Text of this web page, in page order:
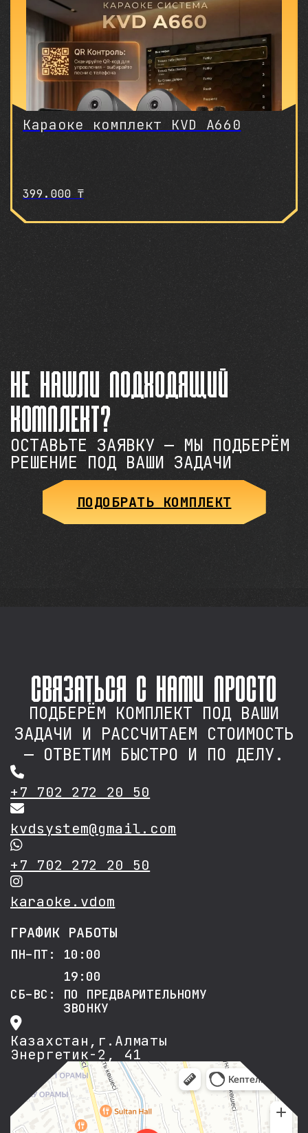
Караоке комплект KVD A660
399.000 ₸
Не нашли подходящий
комплект?
ОСТАВЬТЕ ЗАЯВКУ — МЫ ПОДБЕРЁМ
РЕШЕНИЕ ПОД ВАШИ ЗАДАЧИ
ПОДОБРАТЬ КОМПЛЕКТ
связаться с нами просто
ПОДБЕРЁМ КОМПЛЕКТ ПОД ВАШИ
ЗАДАЧИ И РАССЧИТАЕМ СТОИМОСТЬ
— ОТВЕТИМ БЫСТРО И ПО ДЕЛУ.
+7 702 272 20 50
kvdsystem@gmail.com
+7 702 272 20 50
karaoke.vdom
ГРАФИК РАБОТЫ
ПН–ПТ: 10:00
19:00
СБ–ВС: ПО ПРЕДВАРИТЕЛЬНОМУ
ЗВОНКУ
Казахстан,г.Алматы
Энергетик-2, 41